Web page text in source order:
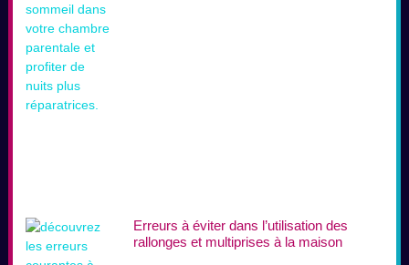
Erreurs à éviter dans l’utilisation des
rallonges et multiprises à la maison